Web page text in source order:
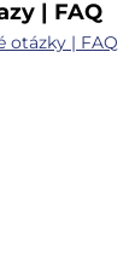
| FAQ
otázky | FAQ